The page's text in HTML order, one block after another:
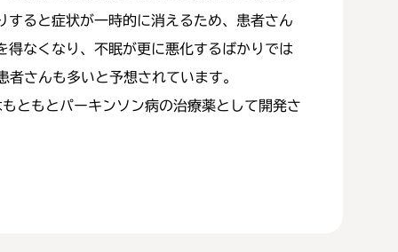
ると症状が一時的に消えるため、患者さん
なくなり、不眠が更に悪化するばかりでは
さんも多いと予想されています。
ともとパーキンソン病の治療薬として開発さ